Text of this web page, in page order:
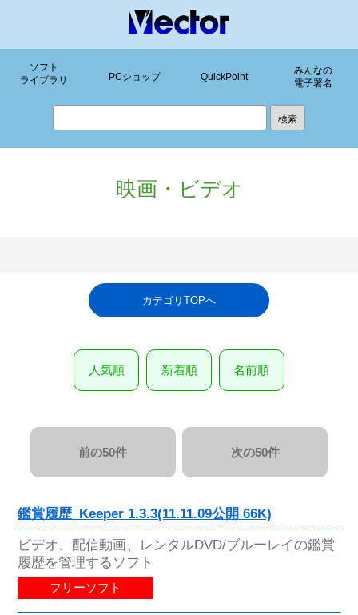
ソフト
ライブラリ
PCショップ QuickPoint
みんなの
電子署名
映画・ビデオ
カテゴリTOPへ
人気順 新着順 名前順
前の50件 次の50件
鑑賞履歴_Keeper 1.3.3(11.11.09公開 66K)
ビデオ、配信動画、レンタルDVD/ブルーレイの鑑賞
履歴を管理するソフト
フリーソフト